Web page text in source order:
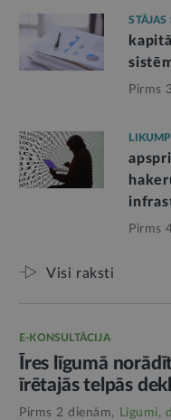
STĀJAS
Pirms
Pirms
Visi raksti
E-KONSULTĀCIJA
Īres līgumā
īrētajās telpās
Pirms 2 dienām, Līgumi,